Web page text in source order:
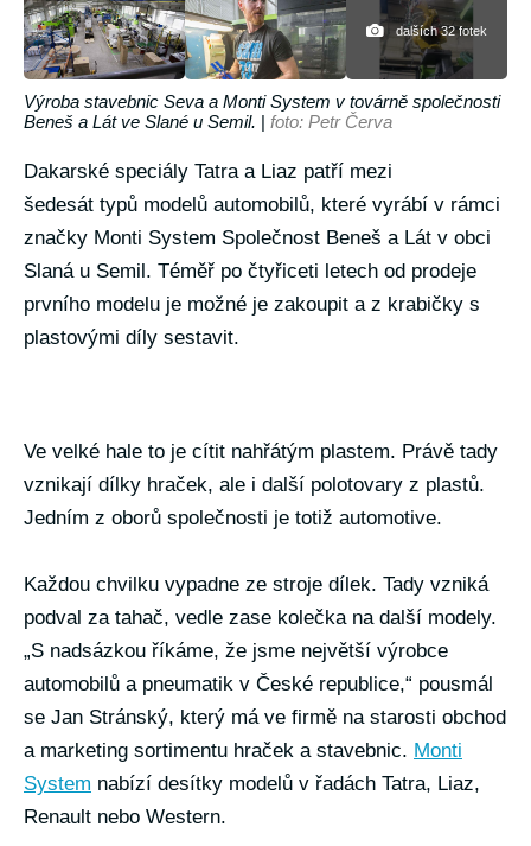
dalších 32 fotek
Výroba stavebnic Seva a Monti System v továrně společnosti
Beneš a Lát ve Slané u Semil. | foto: Petr Červa
Dakarské speciály Tatra a Liaz patří mezi
šedesát typů modelů automobilů, které vyrábí v rámci
značky Monti System Společnost Beneš a Lát v obci
Slaná u Semil. Téměř po čtyřiceti letech od prodeje
prvního modelu je možné je zakoupit a z krabičky s
plastovými díly sestavit.
Ve velké hale to je cítit nahřátým plastem. Právě tady
vznikají dílky hraček, ale i další polotovary z plastů.
Jedním z oborů společnosti je totiž automotive.
Každou chvilku vypadne ze stroje dílek. Tady vzniká
podval za tahač, vedle zase kolečka na další modely.
„S nadsázkou říkáme, že jsme největší výrobce
automobilů a pneumatik v České republice,“ pousmál
se Jan Stránský, který má ve firmě na starosti obchod
a marketing sortimentu hraček a stavebnic. Monti
System nabízí desítky modelů v řadách Tatra, Liaz,
Renault nebo Western.